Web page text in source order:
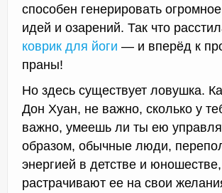
способен генерировать
идей и озарений. Так что
коврик для йоги — и вперёд к
праны!
Но здесь существует ловушка.
Дон Хуан, не важно, сколько у
важно, умеешь ли ты ею
образом, обычные люди,
энергией в детстве и юношестве,
растрачивают ее на свои